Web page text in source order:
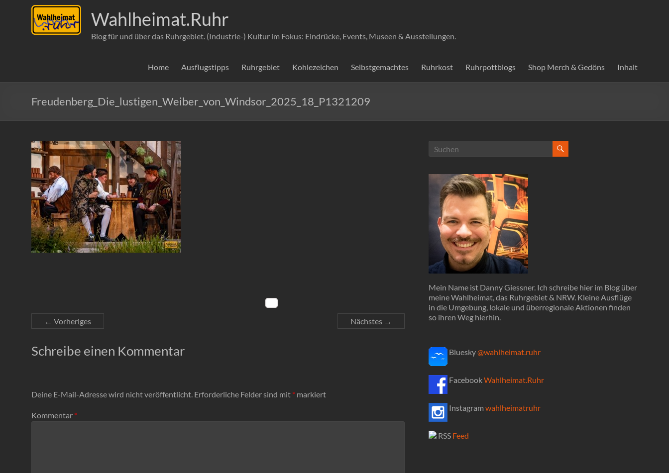
Wahlheimat.Ruhr
Blog für und über das Ruhrgebiet. (Industrie-) Kultur im Fokus: Eindrücke, Events, Museen & Ausstellungen.
Home Ausflugstipps Ruhrgebiet Kohlezeichen Selbstgemachtes Ruhrkost Ruhrpottblogs Shop Merch & Gedöns Inhalt
Freudenberg_Die_lustigen_Weiber_von_Windsor_2025_18_P1321209
← Vorheriges Nächstes →
Schreibe einen Kommentar
Deine E-Mail-Adresse wird nicht veröffentlicht. Erforderliche Felder sind mit * markiert
Kommentar *
Mein Name ist Danny Giessner. Ich schreibe hier im Blog über
meine Wahlheimat, das Ruhrgebiet & NRW. Kleine Ausflüge
in die Umgebung, lokale und überregionale Aktionen finden
so ihren Weg hierhin.
Bluesky@wahlheimat.ruhr
FacebookWahlheimat.Ruhr
Instagram wahlheimatruhr
RSS Feed